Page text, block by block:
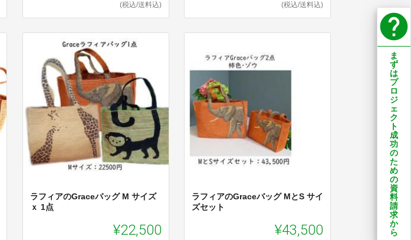
(税込/送料込) (税込/送料込)
ラフィアのGraceバッグ M サイズ
ｘ 1点
¥22,500
ラフィアのGraceバッグ MとS サイ
ズセット
¥43,500
help
ま
ず
は
プ
ロ
ジ
ェ
ク
ト
成
功
の
た
め
の
資
料
請
求
か
ら